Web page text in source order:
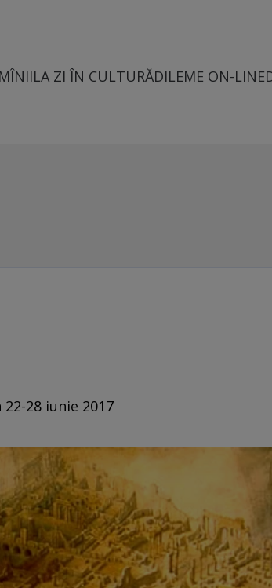
LA ZI ÎN CULTURĂDILEME ON-LINE
28 iunie 2017